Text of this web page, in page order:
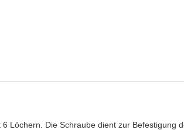
Löchern. Die Schraube dient zur Befestigung